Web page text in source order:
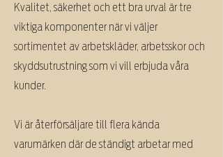
Kvalitet, säkerhet och ett bra urval är tre
viktiga komponenter när vi väljer
sortimentet av arbetskläder, arbetsskor och
skyddsutrustning som vi vill erbjuda våra
kunder.
Vi är återförsäljare till flera kända
varumärken där de ständigt arbetar med